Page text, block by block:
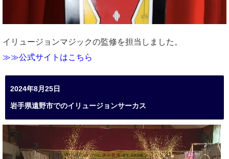
イリュージョンマジックの監修を担当しました。
≫≫公式サイトはこちら
2024年8月25日
岩手県遠野市でのイリュージョンサーカス